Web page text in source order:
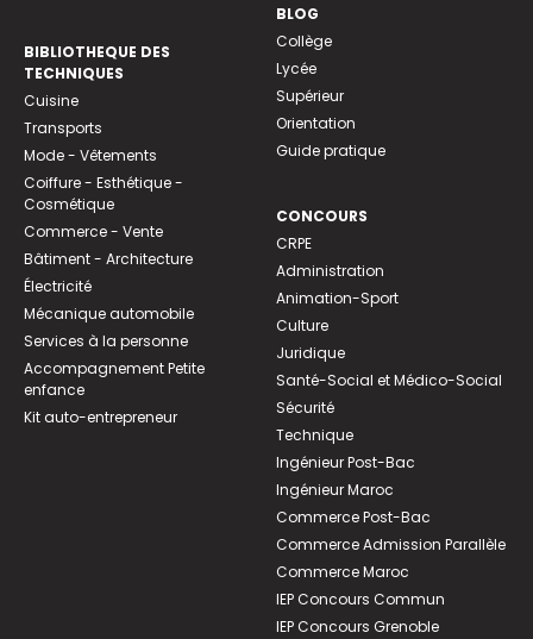
BIBLIOTHEQUE DES
TECHNIQUES
Cuisine
Transports
Mode - Vêtements
Coiffure - Esthétique -
Cosmétique
Commerce - Vente
Bâtiment - Architecture
Électricité
Mécanique automobile
Services à la personne
Accompagnement Petite
enfance
Kit auto-entrepreneur
BLOG
Collège
Lycée
Supérieur
Orientation
Guide pratique
CONCOURS
CRPE
Administration
Animation-Sport
Culture
Juridique
Santé-Social et Médico-Social
Sécurité
Technique
Ingénieur Post-Bac
Ingénieur Maroc
Commerce Post-Bac
Commerce Admission Parallèle
Commerce Maroc
IEP Concours Commun
IEP Concours Grenoble